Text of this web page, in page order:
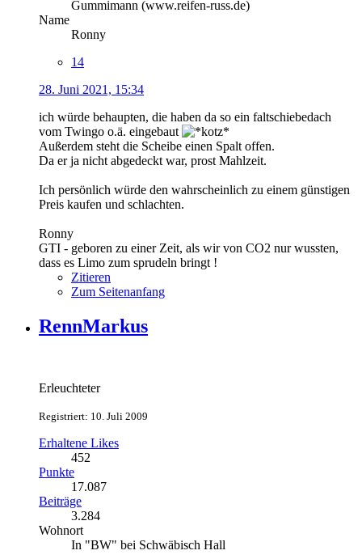
Gummimann (www.reifen-russ.de)
Name
Ronny
14
28. Juni 2021, 15:34
ich würde behaupten, die haben da so ein faltschiebedach
vom Twingo o.ä. eingebaut
Außerdem steht die Scheibe einen Spalt offen.
Da er ja nicht abgedeckt war, prost Mahlzeit.
Ich persönlich würde den wahrscheinlich zu einem günstigen
Preis kaufen und schlachten.
Ronny
GTI - geboren zu einer Zeit, als wir von CO2 nur wussten,
dass es Limo zum sprudeln bringt !
Zitieren
Zum Seitenanfang
RennMarkus
Erleuchteter
Registriert: 10. Juli 2009
Erhaltene Likes
452
Punkte
17.087
Beiträge
3.284
Wohnort
In "BW" bei Schwäbisch Hall